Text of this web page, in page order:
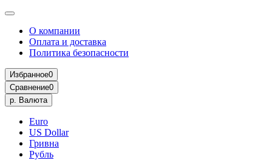
О компании
Оплата и доставка
Политика безопасности
Избранное0
Сравнение0
р. Валюта
Euro
US Dollar
Гривна
Рубль